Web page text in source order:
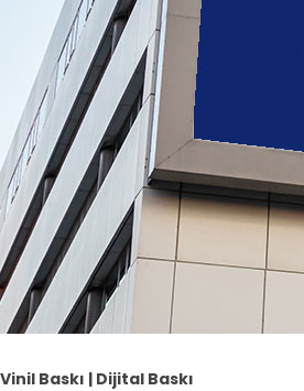
Vinil Baskı | Dijital Baskı